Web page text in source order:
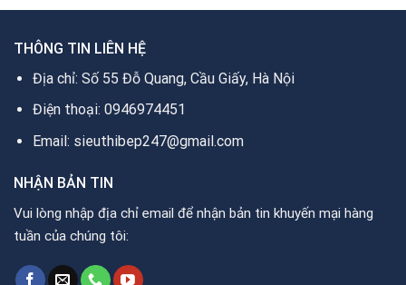
THÔNG TIN LIÊN HỆ
Địa chỉ: Số 55 Đỗ Quang, Cầu Giấy, Hà Nội
Điện thoại: 0946974451
Email: sieuthibep247@gmail.com
NHẬN BẢN TIN
Vui lòng nhập địa chỉ email để nhận bản tin khuyến mại hàng
tuần của chúng tôi: